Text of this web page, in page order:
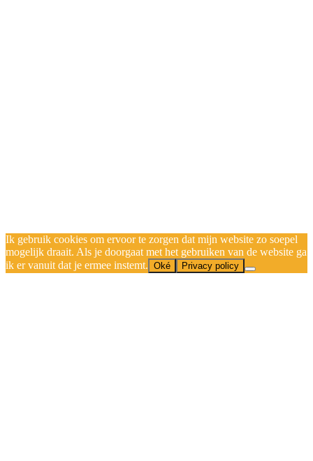
Ik gebruik cookies om ervoor te zorgen dat mijn website zo soepel
mogelijk draait. Als je doorgaat met het gebruiken van de website ga
ik er vanuit dat je ermee instemt. Oké Privacy policy